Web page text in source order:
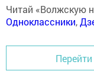
Читай «Волжскую
Одноклассники,